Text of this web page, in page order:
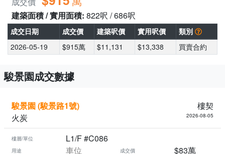
建築面積 / 實用面積: 822呎 / 686呎
成交日期 成交價 建築呎價 實用呎價
類別
2026-05-19
$915萬 $11,131 $13,338 買賣合約
駿景園成交數據
駿景園 (駿景路1號)
樓契
火炭
2026-08-05
樓層/單位 L1/F #C086
用途 車位 成交價 $83萬